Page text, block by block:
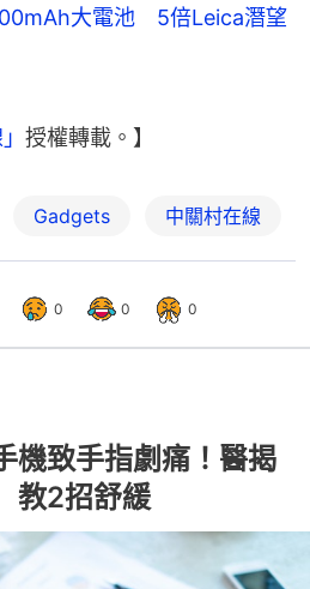
大電池 5倍Leica潛望
授權轉載。】
Gadgets 中關村在線
0 0 0
機致手指劇痛！醫揭
教2招舒緩